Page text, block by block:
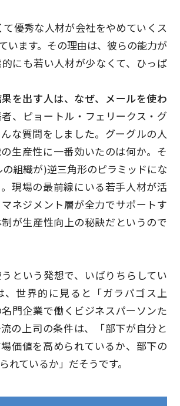
て優秀な人材が会社をやめていくス
います。その理由は、彼らの能力が
にも若い人材が少なくて、ひっぱ
果を出す人は、なぜ、メールを使わ
者、ピョートル・フェリークス・グ
な質問をしました。グーグルの人
生産性に一番効いたのは何か。そ
組織が)逆三角形のピラミッドにな
現場の最前線にいる若手人材が活
ネジメント層が全力でサポートす
が生産性向上の秘訣だというので
という発想で、いばりちらしてい
、世界的に見ると「ガラパゴス上
門企業で働くビジネスパーソンた
の上司の条件は、「部下が自分と
価値を高められているか、部下の
れているか」だそうです。